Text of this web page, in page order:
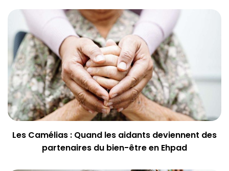
Les Camélias : Quand les aidants deviennent des
partenaires du bien-être en Ehpad